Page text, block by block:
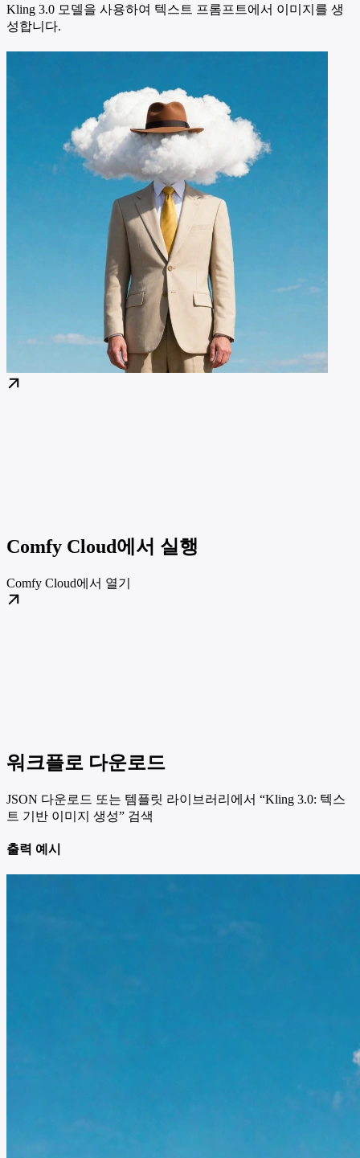
Kling 3.0 모델을 사용하여 텍스트 프롬프트에서 이미지를 생
성합니다.
Comfy Cloud에서 실행
Comfy Cloud에서 열기
워크플로 다운로드
JSON 다운로드 또는 템플릿 라이브러리에서 “Kling 3.0: 텍스
트 기반 이미지 생성” 검색
출력 예시